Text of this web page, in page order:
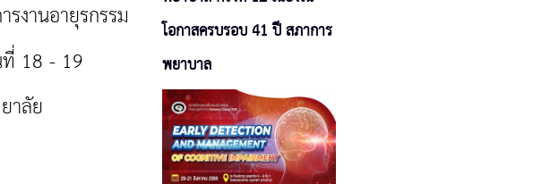
งานอายุรกรรม
18 - 19
าลัย
โอกาสครบรอบ 41 ปี สภาการ
พยาบาล